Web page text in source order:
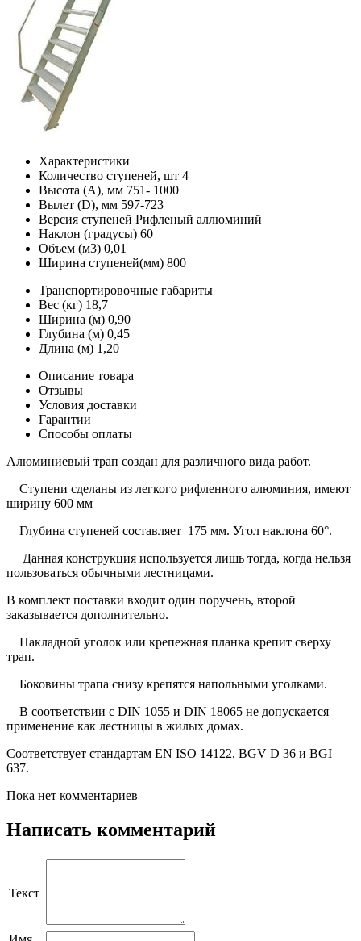
Характеристики
Количество ступеней, шт 4
Высота (А), мм 751- 1000
Вылет (D), мм 597-723
Версия ступеней Рифленый аллюминий
Наклон (градусы) 60
Объем (м3) 0,01
Ширина ступеней(мм) 800
Транспортировочные габариты
Вес (кг) 18,7
Ширина (м) 0,90
Глубина (м) 0,45
Длина (м) 1,20
Описание товара
Отзывы
Условия доставки
Гарантии
Способы оплаты
Алюминиевый трап создан для различного вида работ.
Ступени сделаны из легкого рифленного алюминия, имеют
ширину 600 мм
Глубина ступеней составляет 175 мм. Угол наклона 60°.
Данная конструкция используется лишь тогда, когда нельзя
пользоваться обычными лестницами.
В комплект поставки входит один поручень, второй
заказывается дополнительно.
Накладной уголок или крепежная планка крепит сверху
трап.
Боковины трапа снизу крепятся напольными уголками.
В соответствии с DIN 1055 и DIN 18065 не допускается
применение как лестницы в жилых домах.
Соответствует стандартам EN ISO 14122, BGV D 36 и BGI
637.
Пока нет комментариев
Написать комментарий
Текст